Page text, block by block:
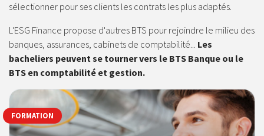
sélectionner pour ses clients les contrats les plus adaptés.
L'ESG Finance propose d'autres BTS pour rejoindre le milieu des
banques, assurances, cabinets de comptabilité... Les
bacheliers peuvent se tourner vers le BTS Banque ou le
BTS en comptabilité et gestion.
FORMATION